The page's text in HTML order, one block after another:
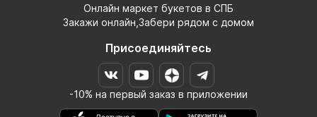
Онлайн маркет букетов в СПБ
Закажи онлайн,Забери рядом с домом
Присоединяйтесь
-10% на первый заказ в приложении